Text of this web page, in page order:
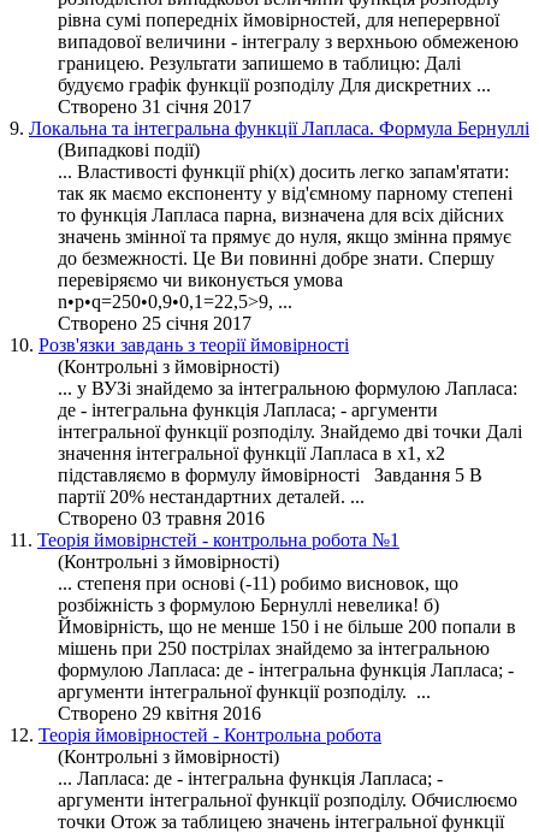
рівна сумі попередніх ймовірностей, для неперервної
випадової величини - інтегралу з верхньою обмеженою
границею. Результати запишемо в таблицю: Далі
будуємо графік функції розподілу Для дискретних ...
Створено 31 січня 2017
9. Локальна та інтегральна функції Лапласа. Формула Бернуллі
(Випадкові події)
... Властивості функції phi(x) досить легко запам'ятати:
так як маємо експоненту у від'ємному парному степені
то функція Лапласа парна, визначена для всіх дійсних
значень змінної та прямує до нуля, якщо змінна прямує
до безмежності. Це Ви повинні добре знати. Спершу
перевіряємо чи виконується умова
n•p•q=250•0,9•0,1=22,5>9, ...
Створено 25 січня 2017
10. Розв'язки завдань з теорії ймовірності
(Контрольні з ймовірності)
... у ВУЗі знайдемо за інтегральною формулою Лапласа:
де - інтегральна функція Лапласа; - аргументи
інтегральної функціїрозподілу. Знайдемо дві точки Далі
значення інтегральної функції Лапласа в x1, x2
підставляємо в формулу ймовірності Завдання 5 В
партії 20% нестандартних деталей. ...
Створено 03 травня 2016
11. Теорія ймовірнстей - контрольна робота №1
(Контрольні з ймовірності)
... степеня при основі (-11) робимо висновок, що
розбіжність з формулою Бернуллі невелика! б)
Ймовірність, що не менше 150 і не більше 200 попали в
мішень при 250 пострілах знайдемо за інтегральною
формулою Лапласа: де - інтегральна функція Лапласа; -
аргументи інтегральної функціїрозподілу. ...
Створено 29 квітня 2016
12. Теорія ймовірностей - Контрольна робота
(Контрольні з ймовірності)
... Лапласа: де - інтегральна функція Лапласа; -
аргументи інтегральної функціїрозподілу. Обчислюємо
точки Отож за таблицею значень інтегральної функції